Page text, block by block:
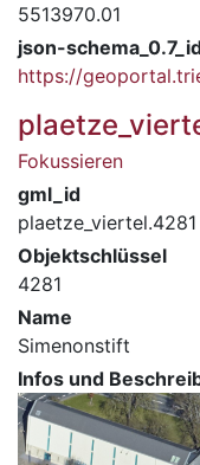
5513970.01
json-
https://
Fokussieren
gml_id
plaetze_viertel.4281
Objektschlüssel
4281
Name
Simenonstift
Infos und